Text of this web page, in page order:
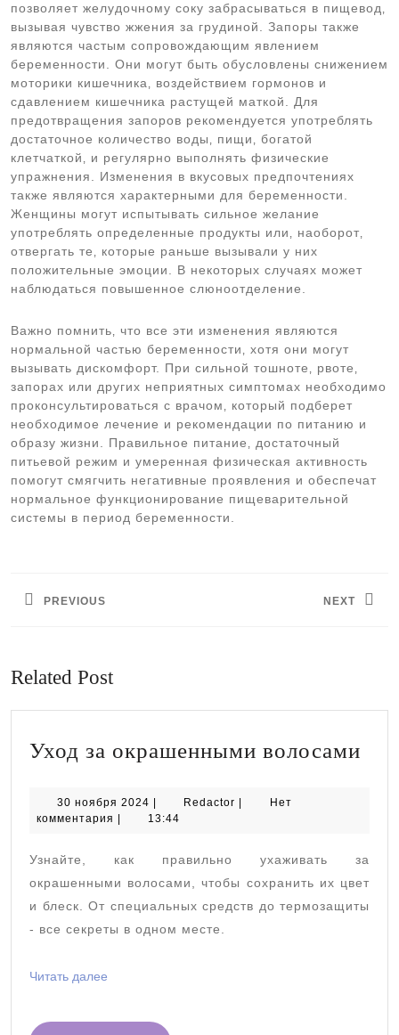
позволяет желудочному соку забрасываться в пищевод‚
вызывая чувство жжения за грудиной. Запоры также
являются частым сопровождающим явлением
беременности. Они могут быть обусловлены снижением
моторики кишечника‚ воздействием гормонов и
сдавлением кишечника растущей маткой. Для
предотвращения запоров рекомендуется употреблять
достаточное количество воды‚ пищи‚ богатой
клетчаткой‚ и регулярно выполнять физические
упражнения. Изменения в вкусовых предпочтениях
также являются характерными для беременности.
Женщины могут испытывать сильное желание
употреблять определенные продукты или‚ наоборот‚
отвергать те‚ которые раньше вызывали у них
положительные эмоции. В некоторых случаях может
наблюдаться повышенное слюноотделение.
Важно помнить‚ что все эти изменения являются
нормальной частью беременности‚ хотя они могут
вызывать дискомфорт. При сильной тошноте‚ рвоте‚
запорах или других неприятных симптомах необходимо
проконсультироваться с врачом‚ который подберет
необходимое лечение и рекомендации по питанию и
образу жизни. Правильное питание‚ достаточный
питьевой режим и умеренная физическая активность
помогут смягчить негативные проявления и обеспечат
нормальное функционирование пищеварительной
системы в период беременности.
записям
PREVIOUS NEXT
Related Post
Уход за окрашенными волосами
30 ноября 2024 30
ноября
Redactor Redactor
Нет
комментария
13:44
Узнайте, как правильно ухаживать за
окрашенными волосами, чтобы сохранить их цвет
и блеск. От специальных средств до термозащиты
- все секреты в одном месте.
Читать далее